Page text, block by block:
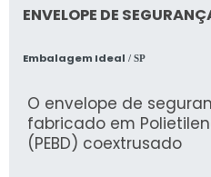
ENVELOPE DE
Embalagem Ideal / SP
O envelope de
fabricado em
(PEBD) coextrusado